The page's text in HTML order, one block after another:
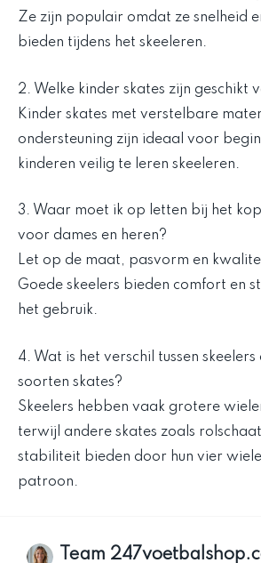
Ze zijn populair omdat ze snelheid
bieden tijdens het skeeleren.
2. Welke kinder skates zijn geschikt
Kinder skates met verstelbare
ondersteuning zijn ideaal voor
kinderen veilig te leren skeeleren.
3. Waar moet ik op letten bij het
voor dames en heren?
Let op de maat, pasvorm en
Goede skeelers bieden comfort en
het gebruik.
4. Wat is het verschil tussen
soorten skates?
Skeelers hebben vaak grotere
terwijl andere skates zoals
stabiliteit bieden door hun vier
patroon.
Team